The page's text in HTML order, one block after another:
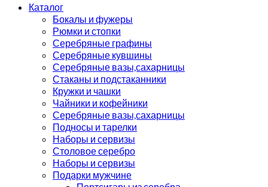
Каталог
Бокалы и фужеры
Рюмки и стопки
Серебряные графины
Серебряные кувшины
Серебряные вазы,сахарницы
Стаканы и подстаканники
Кружки и чашки
Чайники и кофейники
Серебряные вазы,сахарницы
Подносы и тарелки
Наборы и сервизы
Столовое серебро
Наборы и сервизы
Подарки мужчине